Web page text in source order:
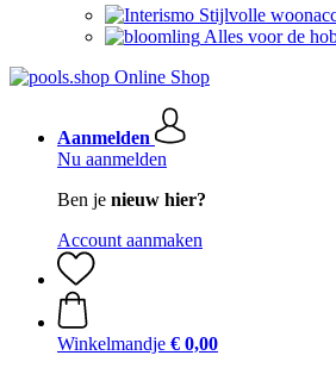
Stijlvolle
Alles voor de
Aanmelden
Nu aanmelden
Ben je nieuw hier?
Account aanmaken
Winkelmandje € 0,00